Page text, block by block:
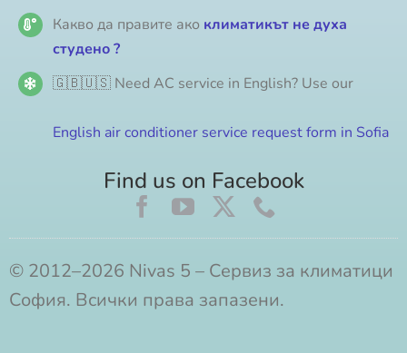
Какво да правите ако климатикът не духа
студено ?
🇬🇧🇺🇸 Need AC service in English? Use our
English air conditioner service request form in Sofia
Find us on Facebook
© 2012–2026 Nivas 5 – Сервиз за климатици
София. Всички права запазени.